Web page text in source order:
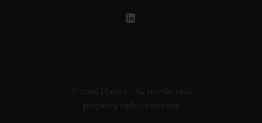
© 2026 Hublot - All intellectual
property rights reserved